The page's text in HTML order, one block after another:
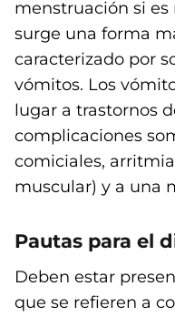
menstruación si
surge una forma
caracterizado por
vómitos. Los
lugar a trastornos
complicaciones
comiciales,
muscular) y a una
Pautas para el
Deben estar
que se refieren a